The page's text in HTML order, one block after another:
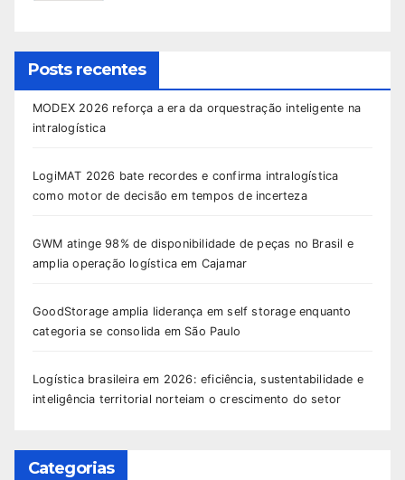
Posts recentes
MODEX 2026 reforça a era da orquestração inteligente na
intralogística
LogiMAT 2026 bate recordes e confirma intralogística
como motor de decisão em tempos de incerteza
GWM atinge 98% de disponibilidade de peças no Brasil e
amplia operação logística em Cajamar
GoodStorage amplia liderança em self storage enquanto
categoria se consolida em São Paulo
Logística brasileira em 2026: eficiência, sustentabilidade e
inteligência territorial norteiam o crescimento do setor
Categorias